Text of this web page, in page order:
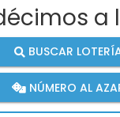
a
BUSCAR
NÚMERO AL